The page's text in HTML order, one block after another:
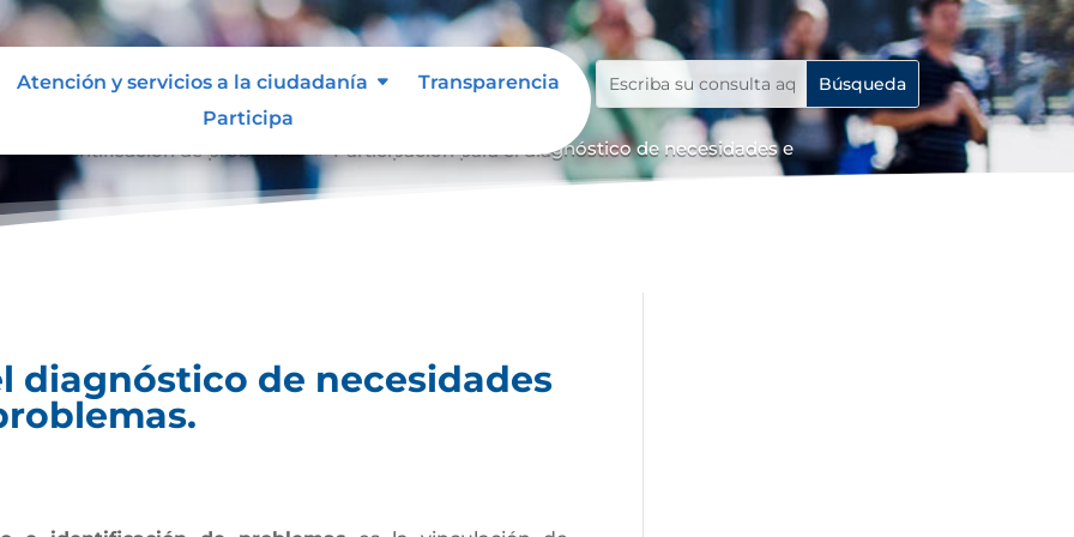
Atención y servicios a la ciudadanía
Transparencia
Participa
e identificación de problemas
Participación para el diagnóstico de necesidades e
diagnóstico de necesidades